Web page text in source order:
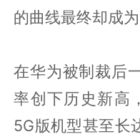
的曲线最终却成
在华为被制裁后
率创下历史新高
5G版机型甚至长